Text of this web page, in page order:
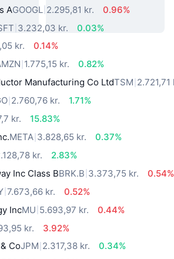
AGOOGL 2.295,81 kr.
0.96%
3.232,03 kr.
0.03%
kr.
0.14%
1.775,15 kr.
0.82%
Manufacturing Co LtdTSM 2.721,71
2.760,76 kr.
1.71%
kr.
15.83%
META 3.828,65 kr.
0.37%
kr.
2.83%
Inc Class BBRK.B 3.373,75 kr.
0.54%
7.673,66 kr.
0.52%
IncMU 5.693,97 kr.
0.44%
kr.
3.92%
CoJPM 2.317,38 kr.
0.34%